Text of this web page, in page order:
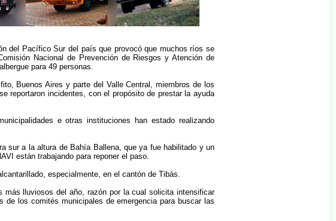
del Pacífico Sur del país que provocó que muchos ríos se
Nacional de Prevención de Riesgos y Atención de
para 49 personas.
Buenos Aires y parte del Valle Central, miembros de los
reportaron incidentes, con el propósito de prestar la ayuda
e otras instituciones han estado realizando
sur a la altura de Bahía Ballena, que ya fue habilitado y un
están trabajando para reponer el paso.
especialmente, en el cantón de Tibás.
más lluviosos del año, razón por la cual solicita intensificar
de los comités municipales de emergencia para buscar las